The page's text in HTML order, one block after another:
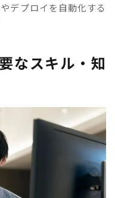
デプロイを自動化する
なスキル・知